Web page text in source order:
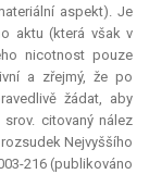
aspekt). Je
aktu (která však v
nicotnost pouze
a zřejmý, že po
žádat, aby
citovaný nález
Nejvyššího
216 (publikováno